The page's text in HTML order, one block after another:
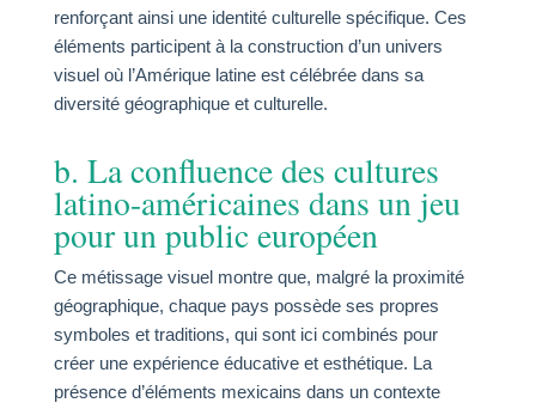
renforçant ainsi une identité culturelle spécifique. Ces
éléments participent à la construction d’un univers
visuel où l’Amérique latine est célébrée dans sa
diversité géographique et culturelle.
b. La confluence des cultures
latino-américaines dans un jeu
pour un public européen
Ce métissage visuel montre que, malgré la proximité
géographique, chaque pays possède ses propres
symboles et traditions, qui sont ici combinés pour
créer une expérience éducative et esthétique. La
présence d’éléments mexicains dans un contexte